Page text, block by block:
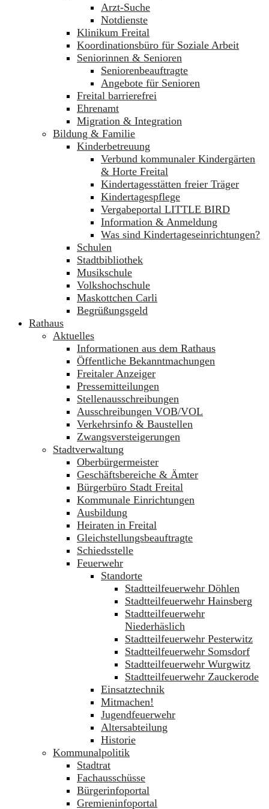
Arzt-Suche
Notdienste
Klinikum Freital
Koordinationsbüro für Soziale Arbeit
Seniorinnen & Senioren
Seniorenbeauftragte
Angebote für Senioren
Freital barrierefrei
Ehrenamt
Migration & Integration
Bildung & Familie
Kinderbetreuung
Verbund kommunaler Kindergärten
& Horte Freital
Kindertagesstätten freier Träger
Kindertagespflege
Vergabeportal LITTLE BIRD
Information & Anmeldung
Was sind Kindertageseinrichtungen?
Schulen
Stadtbibliothek
Musikschule
Volkshochschule
Maskottchen Carli
Begrüßungsgeld
Rathaus
Aktuelles
Informationen aus dem Rathaus
Öffentliche Bekanntmachungen
Freitaler Anzeiger
Pressemitteilungen
Stellenausschreibungen
Ausschreibungen VOB/VOL
Verkehrsinfo & Baustellen
Zwangsversteigerungen
Stadtverwaltung
Oberbürgermeister
Geschäftsbereiche & Ämter
Bürgerbüro Stadt Freital
Kommunale Einrichtungen
Ausbildung
Heiraten in Freital
Gleichstellungsbeauftragte
Schiedsstelle
Feuerwehr
Standorte
Stadtteilfeuerwehr Döhlen
Stadtteilfeuerwehr Hainsberg
Stadtteilfeuerwehr
Niederhäslich
Stadtteilfeuerwehr Pesterwitz
Stadtteilfeuerwehr Somsdorf
Stadtteilfeuerwehr Wurgwitz
Stadtteilfeuerwehr Zauckerode
Einsatztechnik
Mitmachen!
Jugendfeuerwehr
Altersabteilung
Historie
Kommunalpolitik
Stadtrat
Fachausschüsse
Bürgerinfoportal
Gremieninfoportal